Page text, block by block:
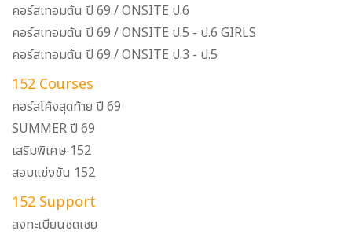
คอร์สเทอมต้น ปี 69 / ONSITE ป.6
คอร์สเทอมต้น ปี 69 / ONSITE ป.5 - ป.6 GIRLS
คอร์สเทอมต้น ปี 69 / ONSITE ป.3 - ป.5
152 Courses
คอร์สโค้งสุดท้าย ปี 69
SUMMER ปี 69
เสริมพิเศษ 152
สอบแข่งขัน 152
152 Support
ลงทะเบียนชดเชย